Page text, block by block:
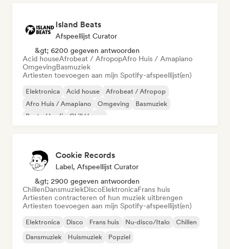
Island Beats
Afspeellijst Curator
&gt; 6200 gegeven antwoorden
Acid houseAfrobeat / AfropopAfro Huis / Amapiano
OmgevingBasmuziek
Artiesten toevoegen aan mijn Spotify-afspeellijst(en)
Elektronica Acid house
Afrobeat / Afropop
Afro Huis / Amapiano
Omgeving
Basmuziek
Beats / Lo-fi
Chill House
Cookie Records
Label, Afspeellijst Curator
&gt; 2900 gegeven antwoorden
ChillenDansmuziekDiscoElektronicaFrans huis
Artiesten contracteren of hun muziek uitbrengen
Artiesten toevoegen aan mijn Spotify-afspeellijst(en)
Elektronica Disco Frans huis Nu-disco/Italo
Chillen
Dansmuziek
Huismuziek Popziel